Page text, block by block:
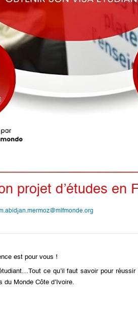
projet d’études en
est pour vous !
ce qu’il faut savoir pour
du Monde Côte d’Ivoire.